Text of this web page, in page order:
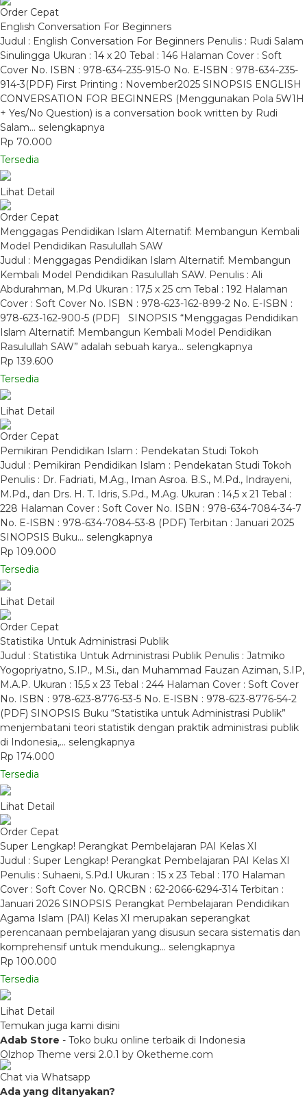
Order Cepat
English Conversation For Beginners
Judul : English Conversation For Beginners Penulis : Rudi Salam
Sinulingga Ukuran : 14 x 20 Tebal : 146 Halaman Cover : Soft
Cover No. ISBN : 978-634-235-915-0 No. E-ISBN : 978-634-235-
914-3(PDF) First Printing : November2025 SINOPSIS ENGLISH
CONVERSATION FOR BEGINNERS (Menggunakan Pola 5W1H
+ Yes/No Question) is a conversation book written by Rudi
Salam… selengkapnya
Rp 70.000
Tersedia
Lihat Detail
Order Cepat
Menggagas Pendidikan Islam Alternatif: Membangun Kembali
Model Pendidikan Rasulullah SAW
Judul : Menggagas Pendidikan Islam Alternatif: Membangun
Kembali Model Pendidikan Rasulullah SAW. Penulis : Ali
Abdurahman, M.Pd Ukuran : 17,5 x 25 cm Tebal : 192 Halaman
Cover : Soft Cover No. ISBN : 978-623-162-899-2 No. E-ISBN :
978-623-162-900-5 (PDF) SINOPSIS “Menggagas Pendidikan
Islam Alternatif: Membangun Kembali Model Pendidikan
Rasulullah SAW” adalah sebuah karya… selengkapnya
Rp 139.600
Tersedia
Lihat Detail
Order Cepat
Pemikiran Pendidikan Islam : Pendekatan Studi Tokoh
Judul : Pemikiran Pendidikan Islam : Pendekatan Studi Tokoh
Penulis : Dr. Fadriati, M.Ag., Iman Asroa. B.S., M.Pd., Indrayeni,
M.Pd., dan Drs. H. T. Idris, S.Pd., M.Ag. Ukuran : 14,5 x 21 Tebal :
228 Halaman Cover : Soft Cover No. ISBN : 978-634-7084-34-7
No. E-ISBN : 978-634-7084-53-8 (PDF) Terbitan : Januari 2025
SINOPSIS Buku… selengkapnya
Rp 109.000
Tersedia
Lihat Detail
Order Cepat
Statistika Untuk Administrasi Publik
Judul : Statistika Untuk Administrasi Publik Penulis : Jatmiko
Yogopriyatno, S.IP., M.Si., dan Muhammad Fauzan Aziman, S.IP,
M.A.P. Ukuran : 15,5 x 23 Tebal : 244 Halaman Cover : Soft Cover
No. ISBN : 978-623-8776-53-5 No. E-ISBN : 978-623-8776-54-2
(PDF) SINOPSIS Buku “Statistika untuk Administrasi Publik”
menjembatani teori statistik dengan praktik administrasi publik
di Indonesia,… selengkapnya
Rp 174.000
Tersedia
Lihat Detail
Order Cepat
Super Lengkap! Perangkat Pembelajaran PAI Kelas XI
Judul : Super Lengkap! Perangkat Pembelajaran PAI Kelas XI
Penulis : Suhaeni, S.Pd.I Ukuran : 15 x 23 Tebal : 170 Halaman
Cover : Soft Cover No. QRCBN : 62-2066-6294-314 Terbitan :
Januari 2026 SINOPSIS Perangkat Pembelajaran Pendidikan
Agama Islam (PAI) Kelas XI merupakan seperangkat
perencanaan pembelajaran yang disusun secara sistematis dan
komprehensif untuk mendukung… selengkapnya
Rp 100.000
Tersedia
Lihat Detail
Temukan juga kami disini
Adab Store - Toko buku online terbaik di Indonesia
Olzhop Theme versi 2.0.1 by Oketheme.com
Chat via Whatsapp
Ada yang ditanyakan?